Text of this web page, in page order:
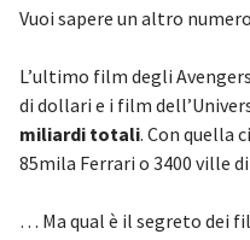
Vuoi sapere un altro
L’ultimo film degli
di dollari e i film
miliardi totali. Con quella
85mila Ferrari o 3400 ville
… Ma qual è il segreto dei